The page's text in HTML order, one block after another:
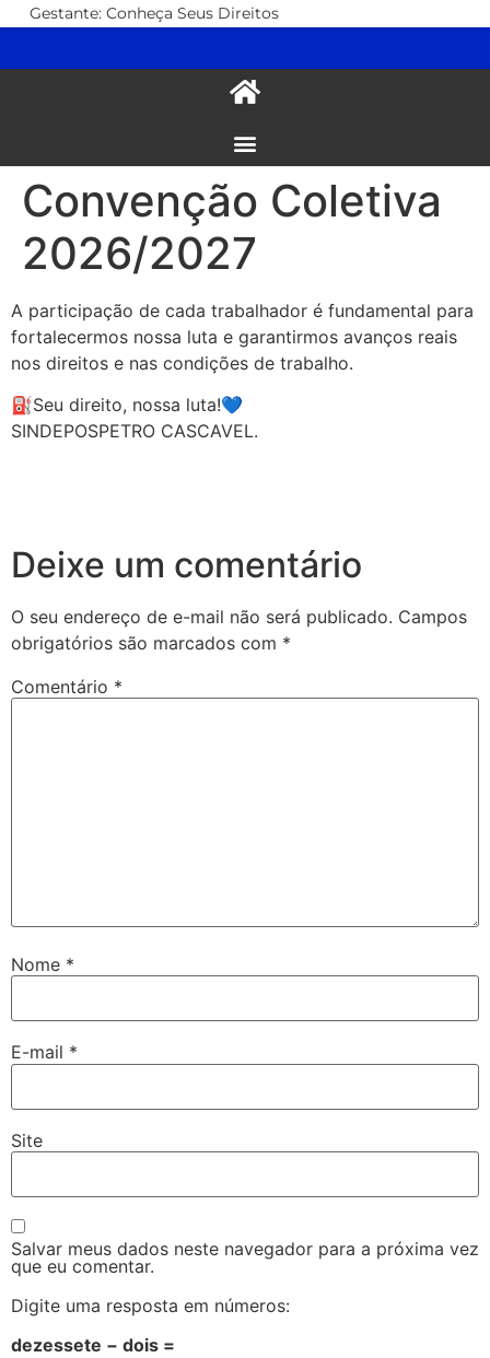
Gestante: Conheça Seus Direitos
Convenção Coletiva
2026/2027
A participação de cada trabalhador é fundamental para
fortalecermos nossa luta e garantirmos avanços reais
nos direitos e nas condições de trabalho.
⛽️Seu direito, nossa luta!💙
SINDEPOSPETRO CASCAVEL.
Deixe um comentário
O seu endereço de e-mail não será publicado. Campos
obrigatórios são marcados com *
Comentário *
Nome *
E-mail *
Site
Salvar meus dados neste navegador para a próxima vez
que eu comentar.
Digite uma resposta em números:
dezessete − dois =